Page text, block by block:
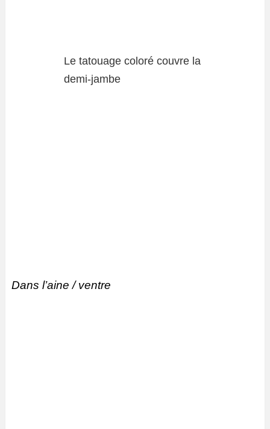
Le tatouage coloré couvre la
demi-jambe
Dans l’aine / ventre